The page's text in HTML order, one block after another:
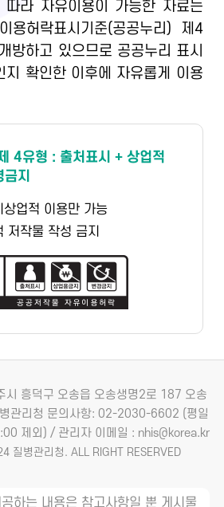
라 자유이용이 가능한 자료는
용허락표시기준(공공누리) 제4
방하고 있으므로 공공누리 표시
지 확인한 이후에 자유롭게 이용
4유형 : 출처표시 + 상업적
지
업적 이용만 가능
작물 작성 금지
시 흥덕구 오송읍 오송생명2로 187 오송
관리청 문의사항: 02-2030-6602 (평일
제외) / 관리자 이메일 : nhis@korea.kr
질병관리청. ALL RIGHT RESERVED
하는 내용은 참고사항일 뿐 게시물